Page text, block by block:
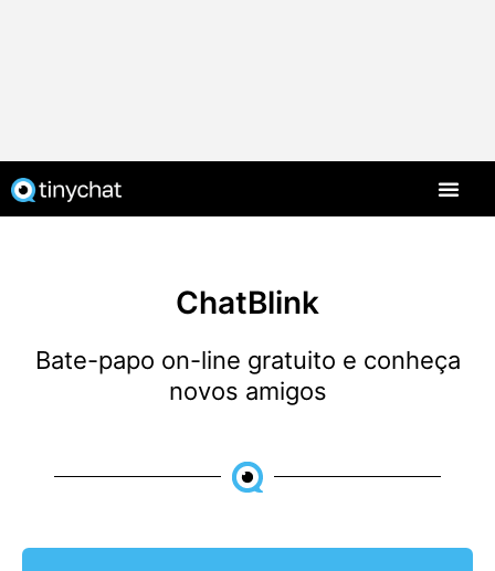
ChatBlink
Bate-papo on-line gratuito e conheça
novos amigos